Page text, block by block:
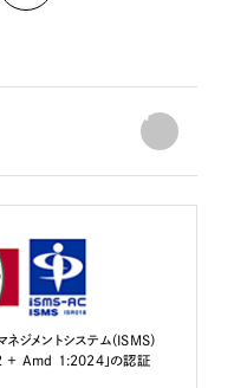
ジメントシステム（ISMS）
+ Amd 1:2024」の認証